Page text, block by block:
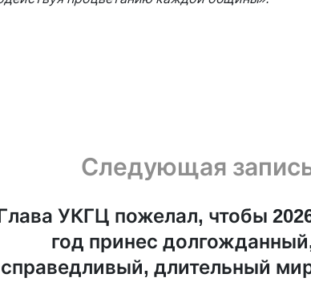
Следующая
УКГЦ пожелал, чтобы
год принес
справедливый, длительный